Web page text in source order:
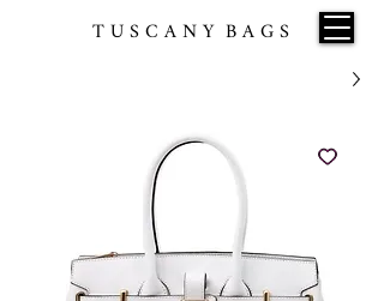
T U S C A N Y B A G S